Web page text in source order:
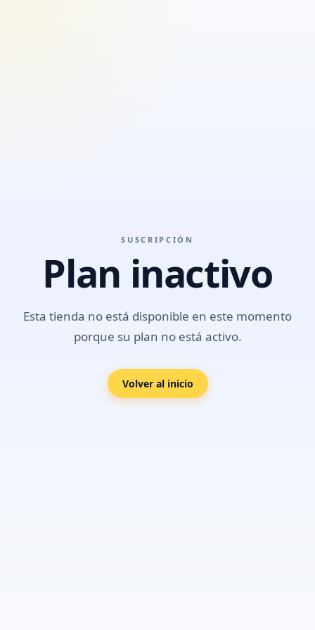
SUSCRIPCIÓN
Plan inactivo
Esta tienda no está disponible en este momento
porque su plan no está activo.
Volver al inicio